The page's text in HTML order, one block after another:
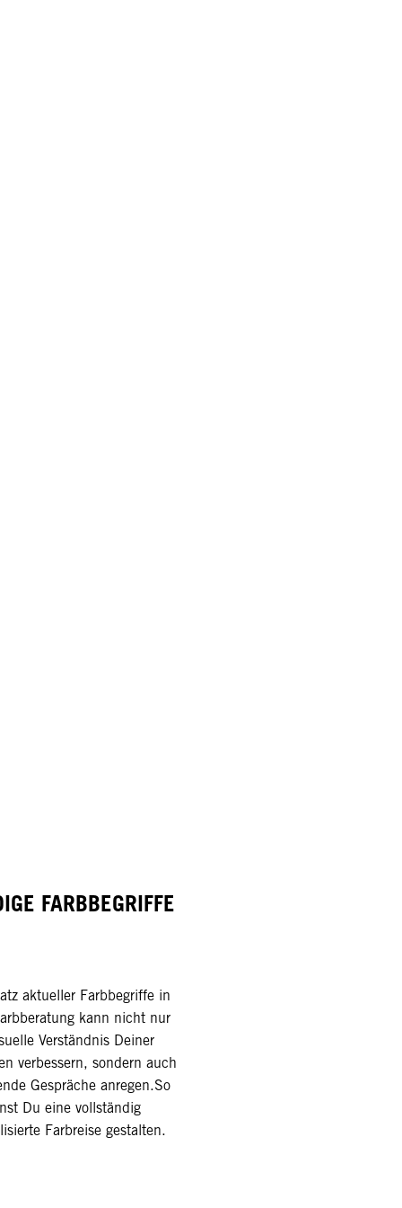
DARK
CHERRY
FARBBEGRIFFE
aktueller Farbbegriffe in
kann nicht nur
Verständnis Deiner
verbessern, sondern auch
Gespräche anregen.So
Du eine vollständig
Farbreise gestalten.